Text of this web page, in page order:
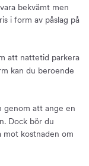
bekvämt men
i form av påslag på
att nattetid parkera
kan du beroende
genom att ange en
Dock bör du
mot kostnaden om